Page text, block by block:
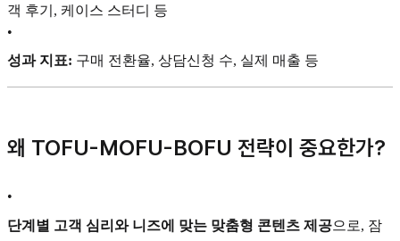
객 후기, 케이스 스터디 등
•
성과 지표: 구매 전환율, 상담신청 수, 실제 매출 등
왜 TOFU-MOFU-BOFU 전략이 중요한가?
•
단계별 고객 심리와 니즈에 맞는 맞춤형 콘텐츠 제공으로, 잠